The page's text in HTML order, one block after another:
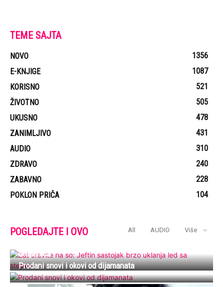
TEME SAJTA
NOVO
1356
E-KNJIGE
1087
KORISNO
521
ŽIVOTNO
505
UKUSNO
478
ZANIMLJIVO
431
AUDIO
310
ZDRAVO
240
ZABAVNO
228
POKLON PRIČA
104
POGLEDAJTE I OVO All AUDIO Više
stepenica
Prodani snovi i okovi od dijamanata